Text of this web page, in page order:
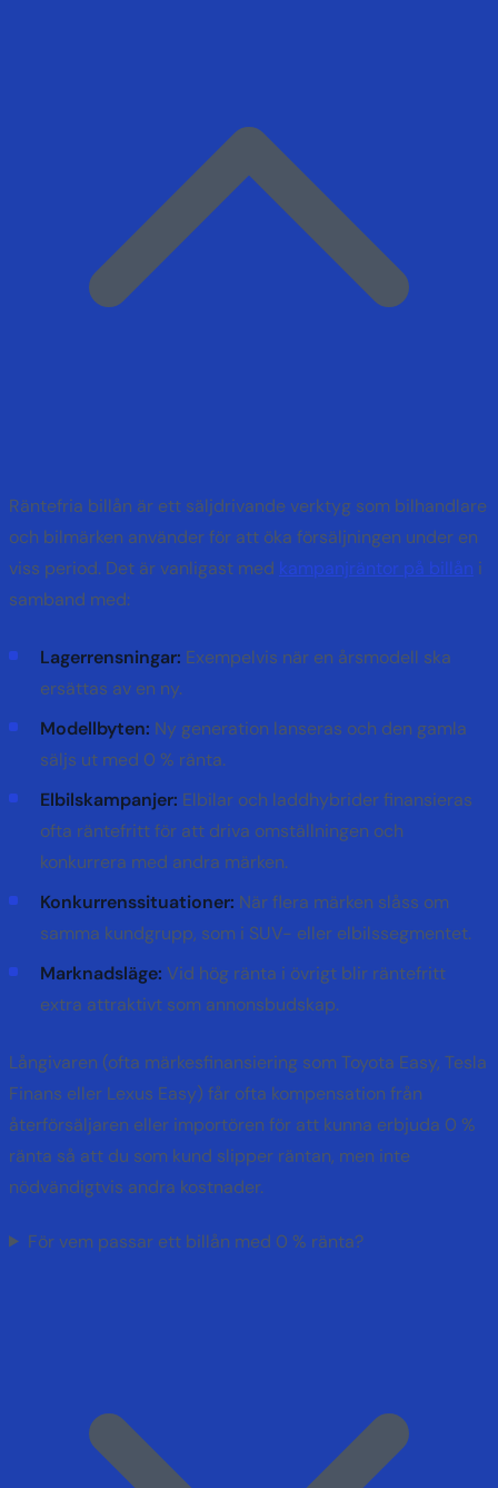
Räntefria billån är ett säljdrivande verktyg som bilhandlare
och bilmärken använder för att öka försäljningen under en
viss period. Det är vanligast med kampanjräntor på billån i
samband med:
Lagerrensningar: Exempelvis när en årsmodell ska
ersättas av en ny.
Modellbyten: Ny generation lanseras och den gamla
säljs ut med 0 % ränta.
Elbilskampanjer: Elbilar och laddhybrider finansieras
ofta räntefritt för att driva omställningen och
konkurrera med andra märken.
Konkurrenssituationer: När flera märken slåss om
samma kundgrupp, som i SUV- eller elbilssegmentet.
Marknadsläge: Vid hög ränta i övrigt blir räntefritt
extra attraktivt som annonsbudskap.
Långivaren (ofta märkesfinansiering som Toyota Easy, Tesla
Finans eller Lexus Easy) får ofta kompensation från
återförsäljaren eller importören för att kunna erbjuda 0 %
ränta så att du som kund slipper räntan, men inte
nödvändigtvis andra kostnader.
För vem passar ett billån med 0 % ränta?